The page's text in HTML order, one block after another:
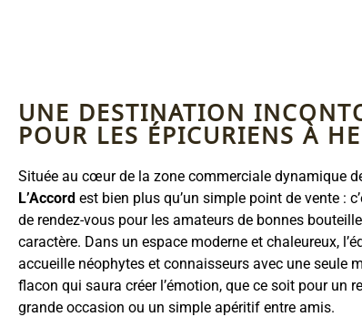
UNE DESTINATION
POUR LES ÉPICURIENS À
Située au cœur de la zone commerciale dynamique
L’Accord est bien plus qu’un simple point de vente :
de rendez-vous pour les amateurs de bonnes
caractère. Dans un espace moderne et chaleureux,
accueille néophytes et connaisseurs avec une seule
flacon qui saura créer l’émotion, que ce soit pour un
grande occasion ou un simple apéritif entre amis.